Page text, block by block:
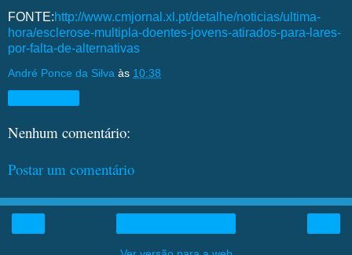
FONTE:http://www.cmjornal.xl.pt/detalhe/noticias/ultima-
hora/esclerose-multipla-doentes-jovens-atirados-para-lares-
por-falta-de-alternativas
André Ponce da Silva às 10:38
Nenhum comentário:
Postar um comentário